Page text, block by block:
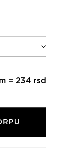
m = 234 rsd